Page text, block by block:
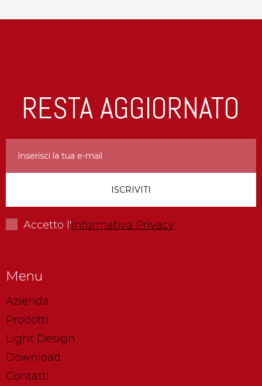
RESTA AGGIORNATO
Accetto l'informativa Privacy
Menu
Azienda
Prodotti
Light Design
Download
Contatti